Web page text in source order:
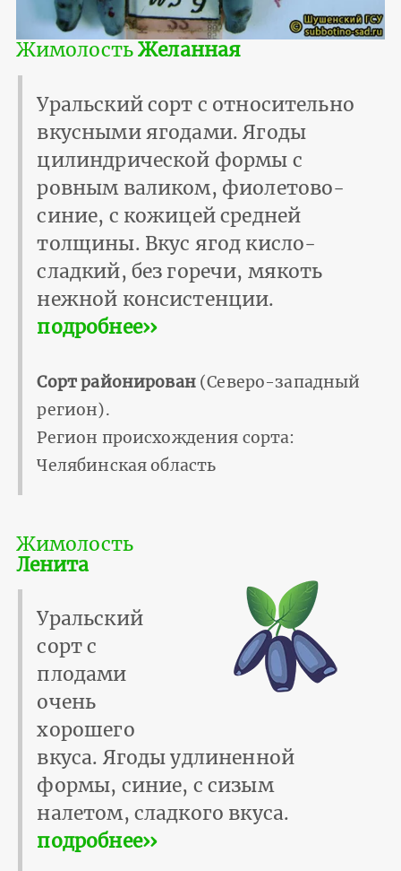
ЖимолостьЖеланная
Уральский сорт с относительно
вкусными ягодами. Ягоды
цилиндрической формы с
ровным валиком, фиолетово-
синие, с кожицей средней
толщины. Вкус ягод кисло-
сладкий, без горечи, мякоть
нежной консистенции.
подробнее››
Сорт районирован(Северо-западный
регион).
Регион происхождения сорта:
Челябинская область
Жимолость
Ленита
Уральский
сорт с
плодами
очень
хорошего
вкуса. Ягоды удлиненной
формы, синие, с сизым
налетом, сладкого вкуса.
подробнее››